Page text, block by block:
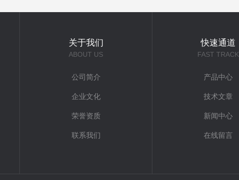
关于我们
ABOUT US
公司简介
企业文化
荣誉资质
联系我们
快速通道
FAST TRACK
产品中心
技术文章
新闻中心
在线留言